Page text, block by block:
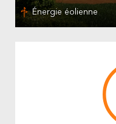
Énergie éolienne